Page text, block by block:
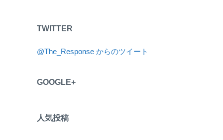
TWITTER
@The_Response からのツイート
GOOGLE+
人気投稿